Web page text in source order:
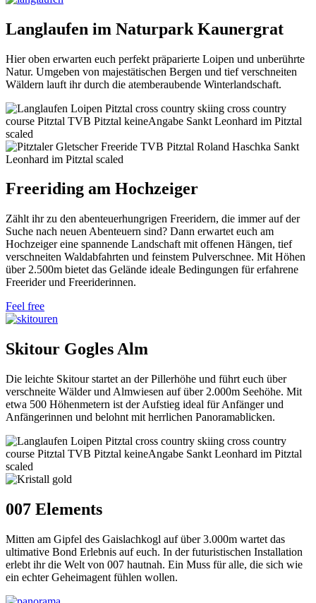
Langlaufen im Naturpark Kaunergrat
Hier oben erwarten euch perfekt präparierte Loipen und unberührte
Natur. Umgeben von majestätischen Bergen und tief verschneiten
Wäldern lauft ihr durch die atemberaubende Winterlandschaft.
Freeriding am Hochzeiger
Zählt ihr zu den abenteuerhungrigen Freeridern, die immer auf der
Suche nach neuen Abenteuern sind? Dann erwartet euch am
Hochzeiger eine spannende Landschaft mit offenen Hängen, tief
verschneiten Waldabfahrten und feinstem Pulverschnee. Mit Höhen
über 2.500m bietet das Gelände ideale Bedingungen für erfahrene
Freerider und Freeriderinnen.
Feel free
Skitour Gogles Alm
Die leichte Skitour startet an der Pillerhöhe und führt euch über
verschneite Wälder und Almwiesen auf über 2.000m Seehöhe. Mit
etwa 500 Höhenmetern ist der Aufstieg ideal für Anfänger und
Anfängerinnen und belohnt mit herrlichen Panoramablicken.
007 Elements
Mitten am Gipfel des Gaislachkogl auf über 3.000m wartet das
ultimative Bond Erlebnis auf euch. In der futuristischen Installation
erlebt ihr die Welt von 007 hautnah. Ein Muss für alle, die sich wie
ein echter Geheimagent fühlen wollen.